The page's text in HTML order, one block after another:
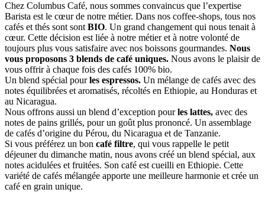
Chez Columbus Café, nous sommes convaincus que l’expertise
Barista est le cœur de notre métier. Dans nos coffee-shops, tous nos
cafés et thés sont sont BIO. Un grand changement qui nous tenait à
cœur. Cette décision est liée à notre métier et à notre volonté de
toujours plus vous satisfaire avec nos boissons gourmandes. Nous
vous proposons 3 blends de café uniques. Nous avons le plaisir de
vous offrir à chaque fois des cafés 100% bio.
Un blend spécial pourles espressos. Un mélange de cafés avec des
notes équilibrées et aromatisés, récoltés en Ethiopie, au Honduras et
au Nicaragua.
Nous offrons aussi un blend d’exception pourles lattes, avec des
notes de pains grillés, pour un goût plus prononcé. Un assemblage
de cafés d’origine du Pérou, du Nicaragua et de Tanzanie.
Si vous préférez un bon café filtre, qui vous rappelle le petit
déjeuner du dimanche matin, nous avons créé un blend spécial, aux
notes acidulées et fruitées. Son café est cueilli en Ethiopie. Cette
variété de cafés mélangée apporte une meilleure harmonie et crée un
café en grain unique.